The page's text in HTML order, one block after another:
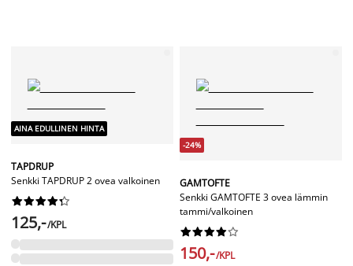
AINA EDULLINEN HINTA
TAPDRUP
Senkki TAPDRUP 2 ovea valkoinen






125,-/KPL
-24%
GAMTOFTE
Senkki GAMTOFTE 3 ovea lämmin
tammi/valkoinen






150,-/KPL